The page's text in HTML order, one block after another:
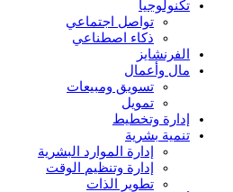
تكنولوجيا
تواصل اجتماعي
ذكاء اصطناعي
الفرنشايز
مال وأعمال
تسويق ومبيعات
تمويل
إدارة وتخطيط
تنمية بشرية
إدارة الموارد البشرية
إدارة وتنظيم الوقت
تطوير الذات